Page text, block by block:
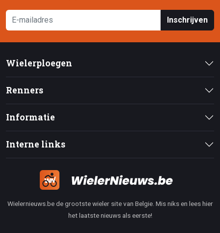
Inschrijven
Wielerploegen
Renners
Informatie
Interne links
Wielernieuws.be de grootste wieler site van Belgie. Mis niks en lees hier
het laatste nieuws als eerste!